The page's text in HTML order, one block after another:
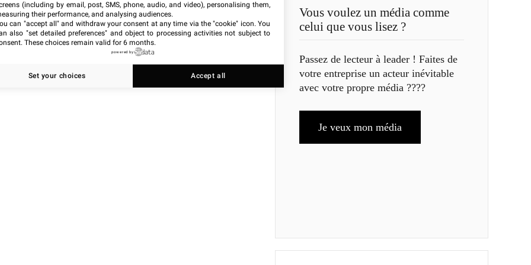
Vous voulez un média comme
celui que vous lisez ?
Passez de lecteur à leader ! Faites de
votre entreprise un acteur inévitable
avec votre propre média ????
Je veux mon média
(including by email, post, SMS, phone, audio, and video), personalising them,
their performance, and analysing audiences.
can "accept all" and withdraw your consent at any time via the "cookie" icon. You
also "set detailed preferences" and object to processing activities not subject to
These choices remain valid for 6 months.
powered by
Set your choices Accept all